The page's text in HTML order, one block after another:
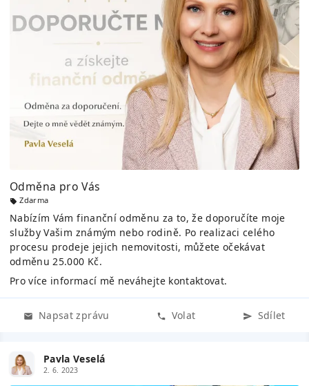
Odměna pro Vás
Zdarma
Nabízím Vám finanční odměnu za to, že doporučíte moje
služby Vašim známým nebo rodině. Po realizaci celého
procesu prodeje jejich nemovitosti, můžete očekávat
odměnu 25.000 Kč.
Pro více informací mě neváhejte kontaktovat.
Napsat zprávu Volat Sdílet
Pavla Veselá
2. 6. 2023